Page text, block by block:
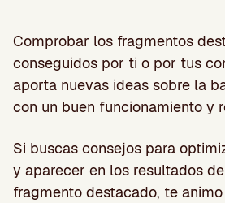
Comprobar los fragmentos
conseguidos por ti o por tus
aporta nuevas ideas sobre la
con un buen funcionamiento y
Si buscas consejos para
y aparecer en los resultados
fragmento destacado, te